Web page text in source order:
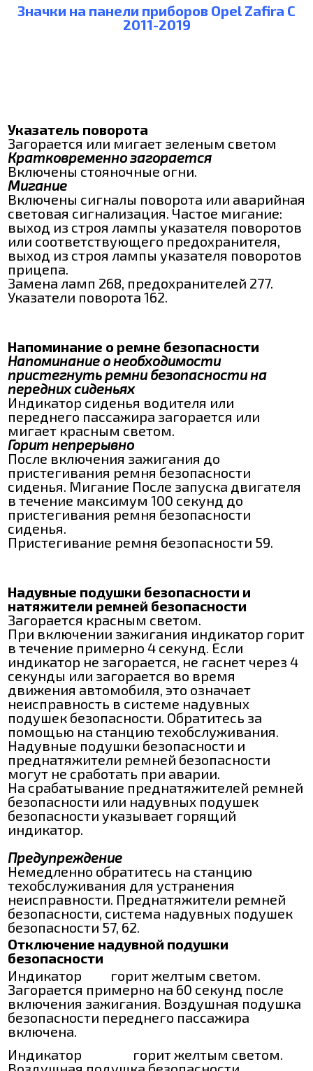
Значки на панели приборов Opel Zafira C
2011-2019
Указатель поворота
Загорается или мигает зеленым светом
Кратковременно загорается
Включены стояночные огни.
Мигание
Включены сигналы поворота или аварийная
световая сигнализация. Частое мигание:
выход из строя лампы указателя поворотов
или соответствующего предохранителя,
выход из строя лампы указателя поворотов
прицепа.
Замена ламп 268, предохранителей 277.
Указатели поворота 162.
Напоминание о ремне безопасности
Напоминание о необходимости
пристегнуть ремни безопасности на
передних сиденьях
Индикатор сиденья водителя или
переднего пассажира загорается или
мигает красным светом.
Горит непрерывно
После включения зажигания до
пристегивания ремня безопасности
сиденья. Мигание После запуска двигателя
в течение максимум 100 секунд до
пристегивания ремня безопасности
сиденья.
Пристегивание ремня безопасности 59.
Надувные подушки безопасности и
натяжители ремней безопасности
Загорается красным светом.
При включении зажигания индикатор горит
в течение примерно 4 секунд. Если
индикатор не загорается, не гаснет через 4
секунды или загорается во время
движения автомобиля, это означает
неисправность в системе надувных
подушек безопасности. Обратитесь за
помощью на станцию техобслуживания.
Надувные подушки безопасности и
преднатяжители ремней безопасности
могут не сработать при аварии.
На срабатывание преднатяжителей ремней
безопасности или надувных подушек
безопасности указывает горящий
индикатор.
Предупреждение
Немедленно обратитесь на станцию
техобслуживания для устранения
неисправности. Преднатяжители ремней
безопасности, система надувных подушек
безопасности 57, 62.
Отключение надувной подушки
безопасности
Индикатор
горит желтым светом.
Загорается примерно на 60 секунд после
включения зажигания. Воздушная подушка
безопасности переднего пассажира
включена.
Индикатор
горит желтым светом.